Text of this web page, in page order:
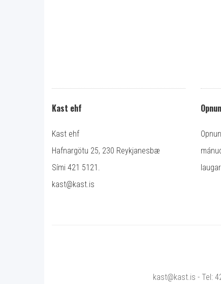
Kast ehf
Kast ehf
Hafnargötu 25, 230 Reykjanesbæ
Sími 421 5121.
kast@kast.is
kast@kast.is - Tel: